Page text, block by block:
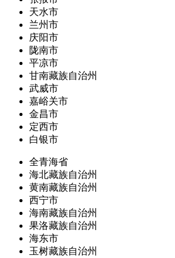
天水市
兰州市
庆阳市
陇南市
平凉市
甘南藏族自治州
武威市
嘉峪关市
金昌市
定西市
白银市
全青海省
海北藏族自治州
黄南藏族自治州
西宁市
海南藏族自治州
果洛藏族自治州
海东市
玉树藏族自治州